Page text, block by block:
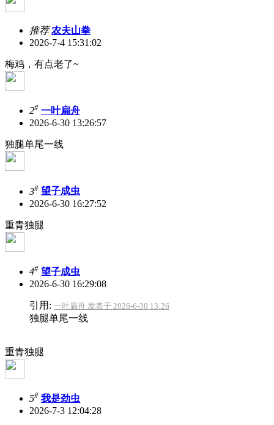
推荐农夫山拳
2026-7-4 15:31:02
梅鸡，有点老了~
2# 一叶扁舟
2026-6-30 13:26:57
独腿单尾一线
3# 望子成虫
2026-6-30 16:27:52
重青独腿
4# 望子成虫
2026-6-30 16:29:08
引用: 一叶扁舟 发表于 2026-6-30 13:26
独腿单尾一线
重青独腿
5# 我是劲虫
2026-7-3 12:04:28